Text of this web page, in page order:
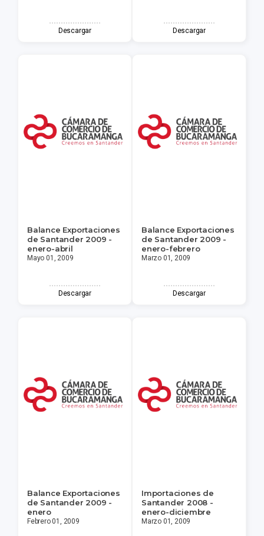
Descargar Descargar
Balance Exportaciones
de Santander 2009 -
enero-abril
Mayo 01, 2009
Descargar
Balance Exportaciones
de Santander 2009 -
enero-febrero
Marzo 01, 2009
Descargar
Balance Exportaciones
de Santander 2009 -
enero
Febrero 01, 2009
Importaciones de
Santander 2008 -
enero-diciembre
Marzo 01, 2009